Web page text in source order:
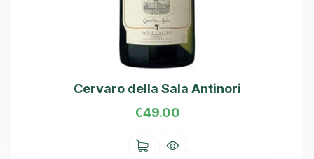
Cervaro della Sala Antinori
€49.00